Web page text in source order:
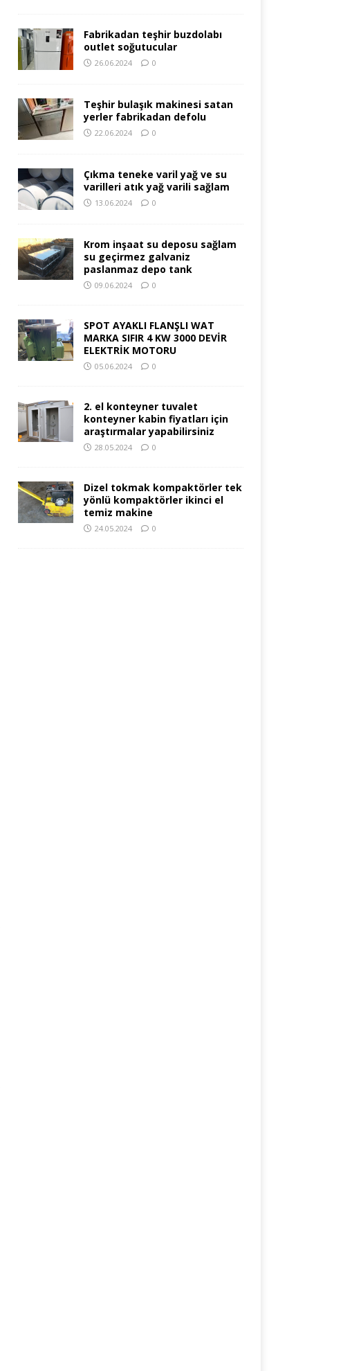
Fabrikadan teşhir buzdolabı
outlet soğutucular
26.06.2024 0
Teşhir bulaşık makinesi satan
yerler fabrikadan defolu
22.06.2024 0
Çıkma teneke varil yağ ve su
varilleri atık yağ varili sağlam
13.06.2024 0
Krom inşaat su deposu sağlam
su geçirmez galvaniz
paslanmaz depo tank
09.06.2024 0
SPOT AYAKLI FLANŞLI WAT
MARKA SIFIR 4 KW 3000 DEVİR
ELEKTRİK MOTORU
05.06.2024 0
2. el konteyner tuvalet
konteyner kabin fiyatları için
araştırmalar yapabilirsiniz
28.05.2024 0
Dizel tokmak kompaktörler tek
yönlü kompaktörler ikinci el
temiz makine
24.05.2024 0